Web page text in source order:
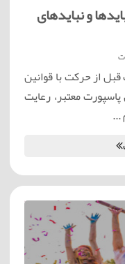
و نبایدهای
از حرکت با قوانین
معتبر، رعایت